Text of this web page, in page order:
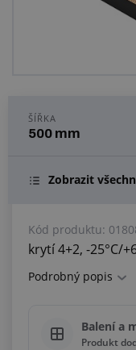
ŠÍŘKA
500 mm
Zobrazit
Kód produktu:
krytí 4+2, -25°C/
Podrobný popis
Balení a
Produkt